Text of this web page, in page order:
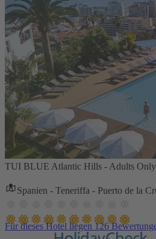
TUI BLUE Atlantic Hills - Adults
Spanien - Teneriffa - Puerto de la
Für dieses Hotel liegen 126